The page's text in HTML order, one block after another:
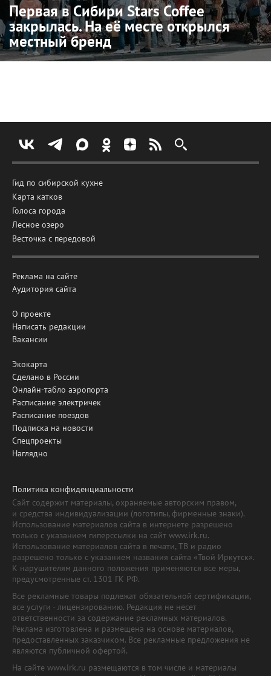
Первая в Сибири Stars Coffee
закрылась. На её месте открылся
местный бренд
Гид по сибирской кухне
Карта катков
Голоса города
Лесное озеро
Весточка с передовой
Реклама на сайте
Аудитория сайта
О проекте
Написать редакции
Вакансии
Экокарта
Сделано в России
Онлайн-табло аэропорта
Расписание электричек
Расписание поездов
Подписка на новости
Спецпроекты
Наглядно
Политика конфиденциальности
Сайт содержит материалы, охраняемые авторским правом,
и средства индивидуализации (логотипы, фирменные знаки).
Использование материалов сайта в интернете разрешено
только с указанием гиперссылки на сайт www.irk.ru.
Использование материалов сайта в печати, ТВ и радио
разрешено только с указанием названия сайта «Твой Иркутск».
К нарушителям данного положения применяются все меры,
предусмотренные ст. 1301 ГК РФ.
Все рекламные товары подлежат обязательной сертификации,
все услуги - лицензированию. Редакция не несет
ответственности за содержание рекламных материалов.
Реклама изготовлена и размещена на основе материалов,
предоставленных заказчиком. Все рекламные предложения не
являются публичной офертой.
На сайте www.irk.ru размещаются в том числе и материалы